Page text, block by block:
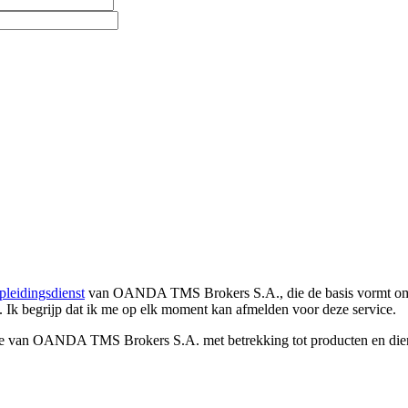
van OANDA TMS Brokers S.A., die de basis vormt
Ik begrijp dat ik me op elk moment kan afmelden voor deze service.
OANDA TMS Brokers S.A. met betrekking tot producten en